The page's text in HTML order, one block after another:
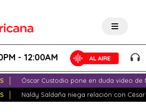
12:00AM
Óscar Custodio pone en duda video de
Naldy Saldaña niega relación con